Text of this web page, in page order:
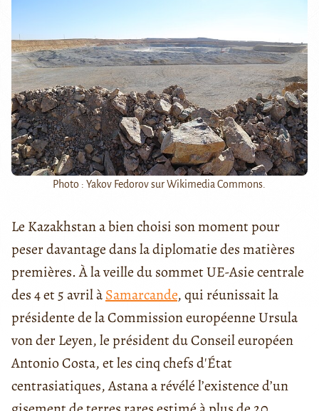
Photo : Yakov Fedorov sur Wikimedia Commons.
Le Kazakhstan a bien choisi son moment pour
peser davantage dans la diplomatie des matières
premières. À la veille du sommet UE-Asie centrale
des 4 et 5 avril àSamarcande, qui réunissait la
présidente de la Commission européenne Ursula
von der Leyen, le président du Conseil européen
Antonio Costa, et les cinq chefs d'État
centrasiatiques, Astana a révélé l’existence d’un